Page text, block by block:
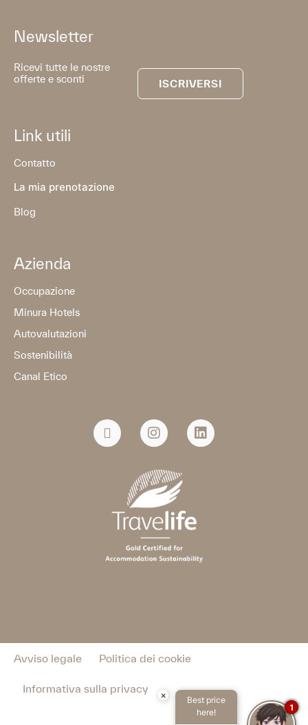
Newsletter
Ricevi tutte le nostre
offerte e sconti
ISCRIVERSI
Link utili
Contatto
La mia prenotazione
Blog
Azienda
Occupazione
Minura Hotels
Autovalutazioni
Sostenibilità
Canal Etico
Avviso legale Politica dei cookie
Informativa sulla privacy
×
Best price
here!
1